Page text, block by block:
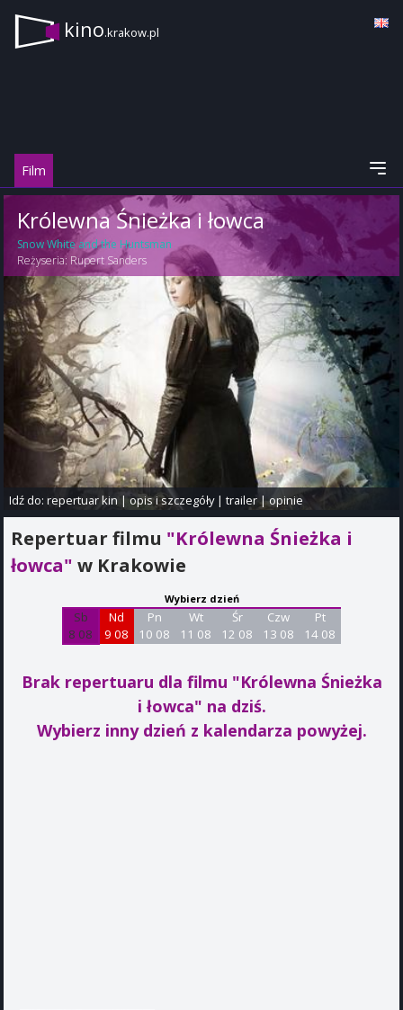
kino.krakow.pl
Film
Królewna Śnieżka i łowca
Snow White and the Huntsman
Reżyseria: Rupert Sanders
Idź do:repertuar kin |opis i szczegóły|trailer |opinie
Repertuar filmu "Królewna Śnieżka i
łowca" w Krakowie
Wybierz dzień
Sb
8 08
Nd
9 08
Pn
10 08
Wt
11 08
Śr
12 08
Czw
13 08
Pt
14 08
Brak repertuaru dla filmu "Królewna Śnieżka
i łowca" na dziś.
Wybierz inny dzień z kalendarza powyżej.